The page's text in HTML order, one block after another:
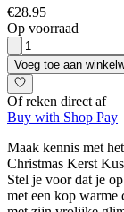
€28.95
Op voorraad
Voeg toe aan
Of reken direct af
Buy with Shop Pay
Maak kennis met
Christmas Kerst
Stel je voor dat je
met een kop warme